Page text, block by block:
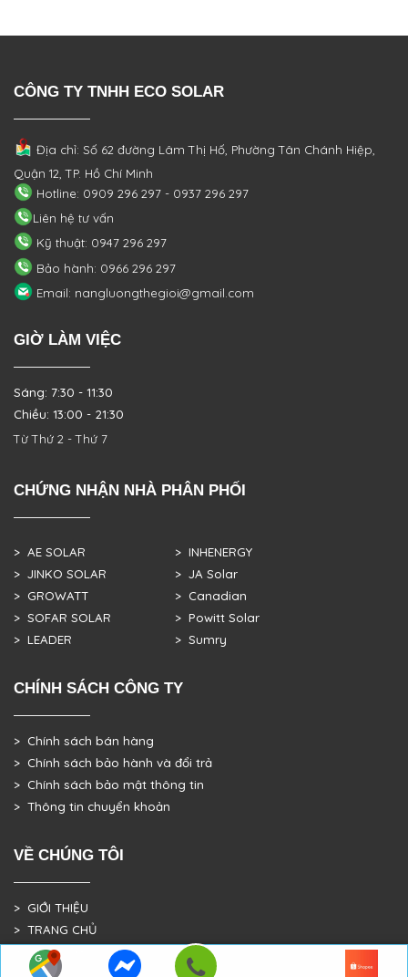
CÔNG TY TNHH ECO SOLAR
Địa chỉ: Số 62 đường Lâm Thị Hố, PhườngTân Chánh Hiệp,
Quận 12, TP. Hồ Chí Minh
Hotline: 0909 296 297 - 0937 296 297
Liên hệ tư vấn
Kỹ thuật: 0947 296 297
Bảo hành: 0966 296 297
Email: nangluongthegioi@gmail.com
GIỜ LÀM VIỆC
Sáng: 7:30 - 11:30
Chiều: 13:00 - 21:30
Từ Thứ 2 - Thứ 7
CHỨNG NHẬN NHÀ PHÂN PHỐI
> AE SOLAR
> JINKO SOLAR
> GROWATT
> SOFAR SOLAR
> LEADER
> INHENERGY
> JA Solar
> Canadian
> Powitt Solar
> Sumry
CHÍNH SÁCH CÔNG TY
> Chính sách bán hàng
> Chính sách bảo hành và đổi trả
> Chính sách bảo mật thông tin
> Thông tin chuyển khoản
VỀ CHÚNG TÔI
> GIỚI THIỆU
> TRANG CHỦ
> DỰ ÁN THỰC TẾ